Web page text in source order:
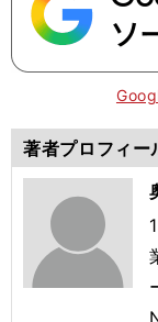
著者プロフィー